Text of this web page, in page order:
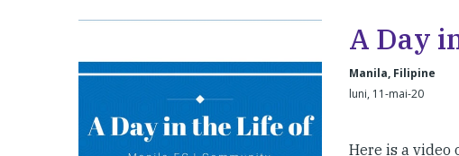
A Day
Manila, Filipine
luni, 11-mai-20
Here is a video